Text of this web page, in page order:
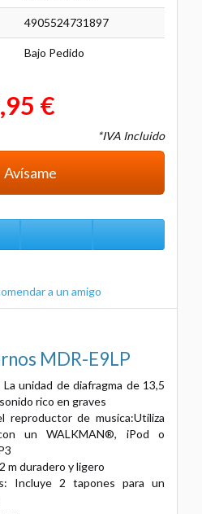
4905524731897
Bajo Pedido
€
*IVA Incluido
Avísame
a un amigo
MDR-E9LP
unidad de diafragma de 13,5
rico en graves
reproductor de musica:Utiliza
un WALKMAN®, iPod o
m duradero y ligero
Incluye 2 tapones para un